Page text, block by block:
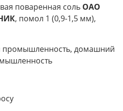
поваренная соль ОАО
, помол 1 (0,9-1,5 мм),
домашний